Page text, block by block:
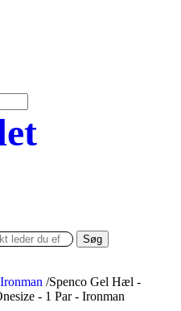
Søg
Ironman /Spenco Gel Hæl -
- 1 Par - Ironman